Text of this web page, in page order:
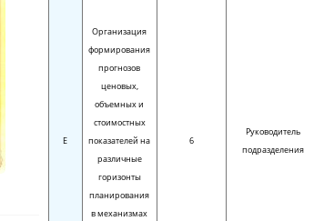
E
Организация
формирования
прогнозов
ценовых,
объемных и
стоимостных
показателей на
различные
горизонты
планирования
в механизмах
6
Руководитель
подразделения